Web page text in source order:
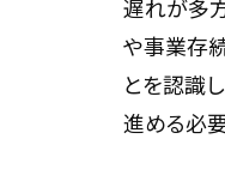
遅れが多
や事業存
とを認識
進める必